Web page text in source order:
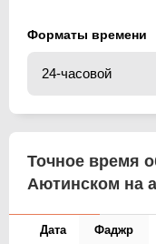
Форматы времени
Точное время
Аютинском на
Дата Фаджр